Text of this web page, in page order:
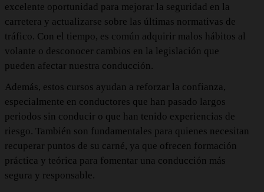
excelente oportunidad para mejorar la seguridad en la
carretera y actualizarse sobre las últimas normativas de
tráfico. Con el tiempo, es común adquirir malos hábitos al
volante o desconocer cambios en la legislación que
pueden afectar nuestra conducción.
Además, estos cursos ayudan a reforzar la confianza,
especialmente en conductores que han pasado largos
periodos sin conducir o que han tenido experiencias de
riesgo. También son fundamentales para quienes necesitan
recuperar puntos de su carné, ya que ofrecen formación
práctica y teórica para fomentar una conducción más
segura y responsable.